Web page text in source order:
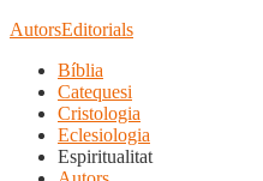
AutorsEditorials
Bíblia
Catequesi
Cristologia
Eclesiologia
Espiritualitat